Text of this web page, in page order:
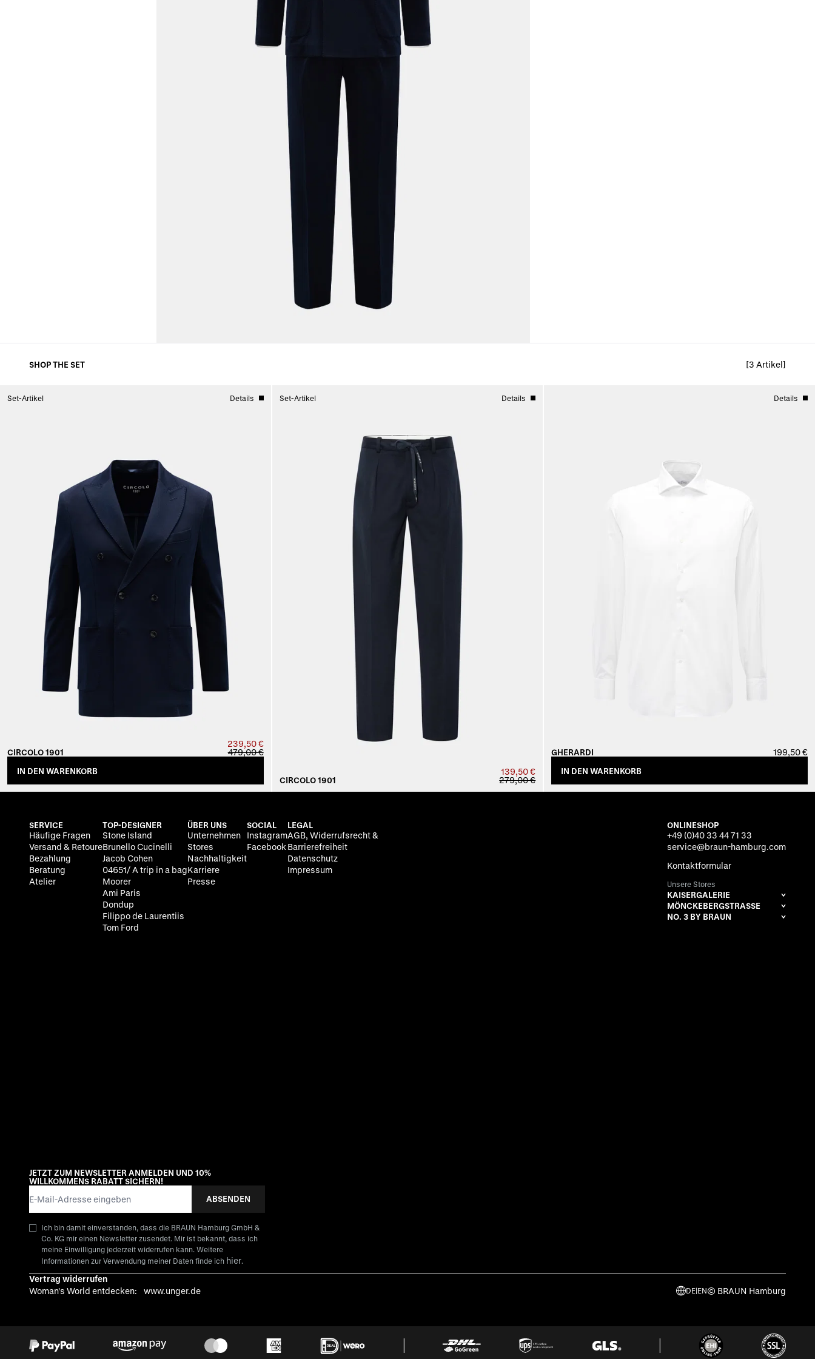
SHOP THE SET [3 Artikel]
Set-Artikel Details
CIRCOLO 1901
239,50 €
479,00 €
IN DEN WARENKORB
Set-Artikel Details
CIRCOLO 1901
139,50 €
279,00 €
Details
GHERARDI 199,50 €
IN DEN WARENKORB
SERVICE
Häufige Fragen
Versand & Retoure
Bezahlung
Beratung
Atelier
TOP-DESIGNER
Stone Island
Brunello Cucinelli
Jacob Cohen
04651/ A trip in a bag
Moorer
Ami Paris
Dondup
Filippo de Laurentiis
Tom Ford
ÜBER UNS
Unternehmen
Stores
Nachhaltigkeit
Karriere
Presse
SOCIAL
Instagram
Facebook
LEGAL
AGB, Widerrufsrecht &
Barrierefreiheit
Datenschutz
Impressum
ONLINESHOP
+49 (0)40 33 44 71 33
service@braun-hamburg.com
Kontaktformular
Unsere Stores
KAISERGALERIE
MÖNCKEBERGSTRASSE
NO. 3 BY BRAUN
JETZT ZUM NEWSLETTER ANMELDEN UND 10%
WILLKOMMENS RABATT SICHERN!
ABSENDEN
Ich bin damit einverstanden, dass die BRAUN Hamburg GmbH &
Co. KG mir einen Newsletter zusendet. Mir ist bekannt, dass ich
meine Einwilligung jederzeit widerrufen kann. Weitere
Informationen zur Verwendung meiner Daten finde ich hier
Vertrag widerrufen
Woman's World entdecken:
www.unger.de DE|EN© BRAUN Hamburg